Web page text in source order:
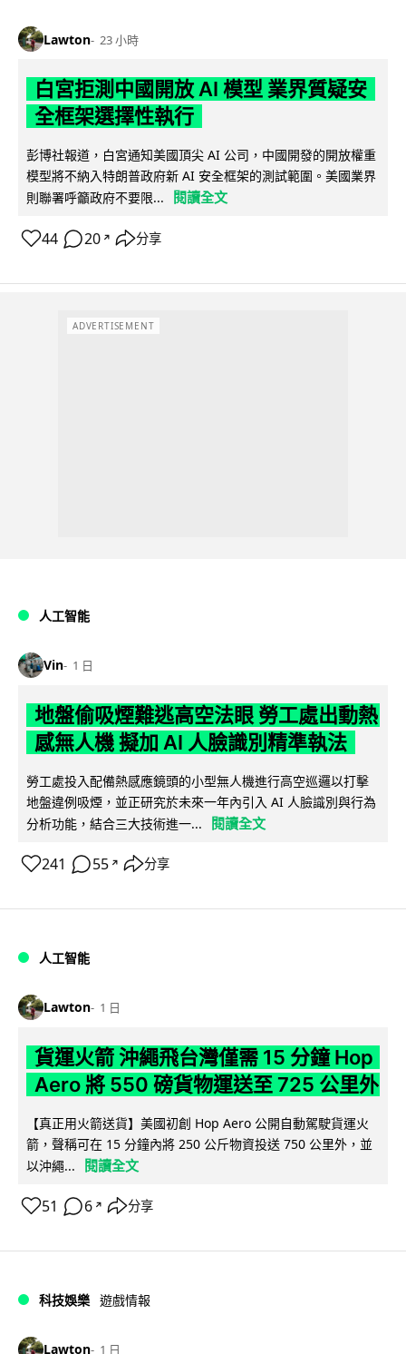
Lawton 23 小時
白宮拒測中國開放 AI 模型 業界質疑安
全框架選擇性執行
彭博社報道，白宮通知美國頂尖 AI 公司，中國開發的開放權重
模型將不納入特朗普政府新 AI 安全框架的測試範圍。美國業界
則聯署呼籲政府不要限...
閱讀全文
44 20 ↗ 分享
ADVERTISEMENT
人工智能
Vin 1 日
地盤偷吸煙難逃高空法眼 勞工處出動熱
感無人機 擬加 AI 人臉識別精準執法
勞工處投入配備熱感應鏡頭的小型無人機進行高空巡邏以打擊
地盤違例吸煙，並正研究於未來一年內引入 AI 人臉識別與行為
分析功能，結合三大技術進一...
閱讀全文
241 55 ↗ 分享
人工智能
Lawton 1 日
貨運火箭 沖繩飛台灣僅需 15 分鐘 Hop
Aero 將 550 磅貨物運送至 725 公里外
【真正用火箭送貨】美國初創 Hop Aero 公開自動駕駛貨運火
箭，聲稱可在 15 分鐘內將 250 公斤物資投送 750 公里外，並
以沖繩...
閱讀全文
51 6 ↗ 分享
科技娛樂 遊戲情報
Lawton 1 日